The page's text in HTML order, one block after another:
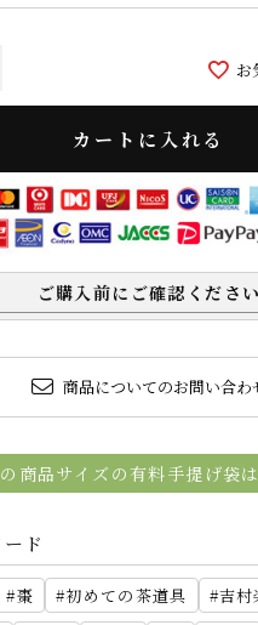
お
カートに入れる
ご購入前にご確認ください
商品についてのお問い合わ
商品サイズの有料手提げ袋
ド
棗 初めての茶道具
吉村